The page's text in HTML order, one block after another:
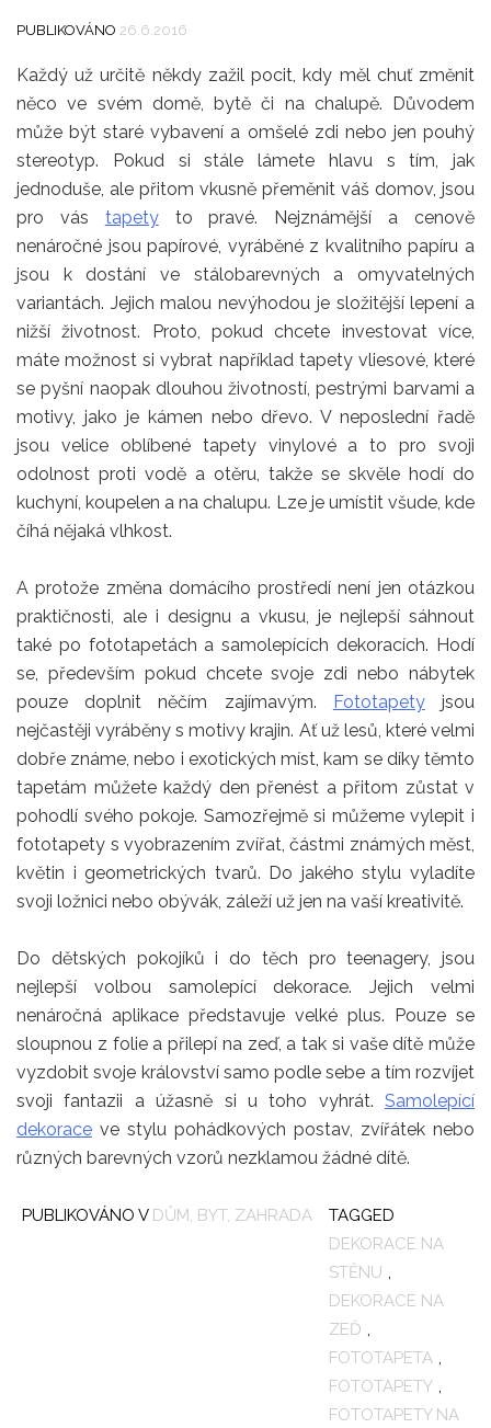
PUBLIKOVÁNO 26.6.2016
Každý už určitě někdy zažil pocit, kdy měl chuť změnit
něco ve svém domě, bytě či na chalupě. Důvodem
může být staré vybavení a omšelé zdi nebo jen pouhý
stereotyp. Pokud si stále lámete hlavu s tím, jak
jednoduše, ale přitom vkusně přeměnit váš domov, jsou
pro vás tapetyto pravé. Nejznámější a cenově
nenáročné jsou papírové, vyráběné z kvalitního papíru a
jsou k dostání ve stálobarevných a omyvatelných
variantách. Jejich malou nevýhodou je složitější lepení a
nižší životnost. Proto, pokud chcete investovat více,
máte možnost si vybrat například tapety vliesové, které
se pyšní naopak dlouhou životností, pestrými barvami a
motivy, jako je kámen nebo dřevo. V neposlední řadě
jsou velice oblíbené tapety vinylové a to pro svoji
odolnost proti vodě a otěru, takže se skvěle hodí do
kuchyní, koupelen a na chalupu. Lze je umístit všude, kde
číhá nějaká vlhkost.
A protože změna domácího prostředí není jen otázkou
praktičnosti, ale i designu a vkusu, je nejlepší sáhnout
také po fototapetách a samolepících dekoracích. Hodí
se, především pokud chcete svoje zdi nebo nábytek
pouze doplnit něčím zajímavým. Fototapetyjsou
nejčastěji vyráběny s motivy krajin. Ať už lesů, které velmi
dobře známe, nebo i exotických míst, kam se díky těmto
tapetám můžete každý den přenést a přitom zůstat v
pohodlí svého pokoje. Samozřejmě si můžeme vylepit i
fototapety s vyobrazením zvířat, částmi známých měst,
květin i geometrických tvarů. Do jakého stylu vyladíte
svoji ložnici nebo obývák, záleží už jen na vaší kreativitě.
Do dětských pokojíků i do těch pro teenagery, jsou
nejlepší volbou samolepící dekorace. Jejich velmi
nenáročná aplikace představuje velké plus. Pouze se
sloupnou z folie a přilepí na zeď, a tak si vaše dítě může
vyzdobit svoje království samo podle sebe a tím rozvíjet
svoji fantazii a úžasně si u toho vyhrát. Samolepící
dekorace ve stylu pohádkových postav, zvířátek nebo
různých barevných vzorů nezklamou žádné dítě.
PUBLIKOVÁNO V DŮM, BYT, ZAHRADA
TAGGED
DEKORACE NA
STĚNU ,
DEKORACE NA
ZEĎ ,
FOTOTAPETA ,
FOTOTAPETY ,
FOTOTAPETY NA